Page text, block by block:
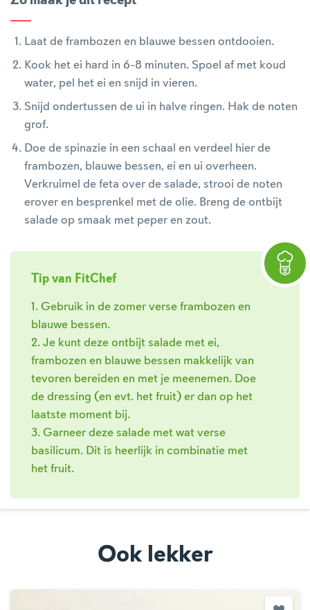
Laat de frambozen en blauwe bessen ontdooien.
Kook het ei hard in 6-8 minuten. Spoel af met koud
water, pel het ei en snijd in vieren.
Snijd ondertussen de ui in halve ringen. Hak de noten
grof.
Doe de spinazie in een schaal en verdeel hier de
frambozen, blauwe bessen, ei en ui overheen.
Verkruimel de feta over de salade, strooi de noten
erover en besprenkel met de olie. Breng de ontbijt
salade op smaak met peper en zout.
Tip van FitChef
1. Gebruik in de zomer verse frambozen en
blauwe bessen.
2. Je kunt deze ontbijt salade met ei,
frambozen en blauwe bessen makkelijk van
tevoren bereiden en met je meenemen. Doe
de dressing (en evt. het fruit) er dan op het
laatste moment bij.
3. Garneer deze salade met wat verse
basilicum. Dit is heerlijk in combinatie met
het fruit.
Ook lekker